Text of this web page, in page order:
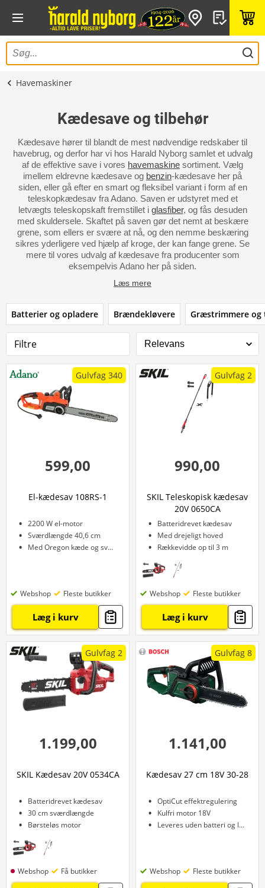
Havemaskiner
Kædesave og tilbehør
Kædesave hører til blandt de mest nødvendige redskaber til
havebrug, og derfor har vi hos Harald Nyborg samlet et udvalg
af de effektive save i vores havemaskine sortiment. Vælg
imellem eldrevne kædesave og benzin-kædesave her på
siden, eller gå efter en smart og fleksibel variant i form af en
teleskopkædesav fra Adano. Saven er udstyret med et
letvægts teleskopskaft fremstillet i glasfiber, og fås desuden
med skuldersele. Skaftet på saven gør det nemt at beskære
grene, som ellers er svære at nå, og den nemme beskæring
sikres yderligere ved hjælp af kroge, der kan fange grene. Se
mere til vores udvalg af kædesave fra producenter som
eksempelvis Adano her på siden.
Læs mere
Batterier og opladere Brændekløvere Græstrimmere
Filtre
Gulvfag 340
599,00
El-kædesav 108RS-1
2200 W el-motor
Sværdlængde 40,6 cm
Med Oregon kæde og sværd
Webshop Fleste butikker
Læg i kurv
Gulvfag 2
990,00
SKIL Teleskopisk kædesav
20V 0650CA
Batteridrevet kædesav
Med drejeligt hoved
Rækkevidde op til 3 m
Webshop Fleste butikker
Læg i kurv
Gulvfag 2
1.199,00
SKIL Kædesav 20V 0534CA
Batteridrevet kædesav
30 cm sværdlængde
Børsteløs motor
Webshop Få butikker
Gulvfag 8
1.141,00
Kædesav 27 cm 18V 30-28
OptiCut effektregulering
Kulfri motor 18V
Leveres uden batteri og lader
Webshop Fleste butikker